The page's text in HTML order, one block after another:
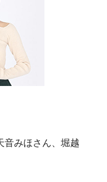
音みほさん、堀越